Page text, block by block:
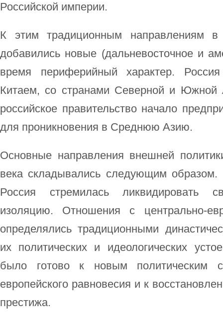
Российской империи.
К этим традиционным направлениям
добавились новые (дальневосточное и
время периферийный характер.
Китаем, со странами Северной и Южной
российское правительство начало
для проникновения в Среднюю Азию.
Основные направления внешней
века складывались следующим
Россия стремилась ликвидировать
изоляцию. Отношения с центрально-
определялись традиционными
их политических и идеологических
было готово к новым политическим
европейского равновесия и к
престижа.